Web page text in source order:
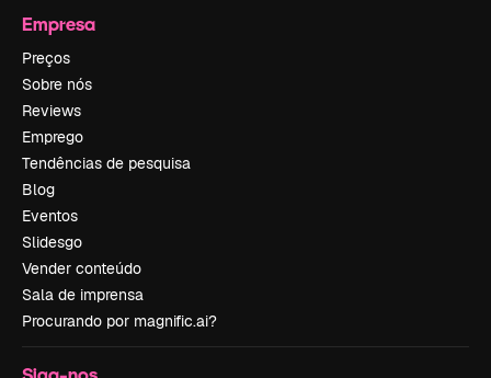
Empresa
Preços
Sobre nós
Reviews
Emprego
Tendências de pesquisa
Blog
Eventos
Slidesgo
Vender conteúdo
Sala de imprensa
Procurando por magnific.ai?